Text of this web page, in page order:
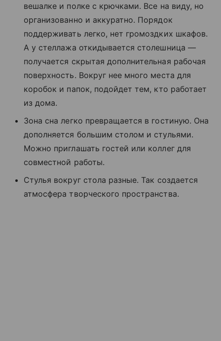
вешалке и полке с крючками. Все на виду, но
организованно и аккуратно. Порядок
поддерживать легко, нет громоздких шкафов.
А у стеллажа откидывается столешница —
получается скрытая дополнительная рабочая
поверхность. Вокруг нее много места для
коробок и папок, подойдет тем, кто работает
из дома.
Зона сна легко превращается в гостиную. Она
дополняется большим столом и стульями.
Можно приглашать гостей или коллег для
совместной работы.
Стулья вокруг стола разные. Так создается
атмосфера творческого пространства.